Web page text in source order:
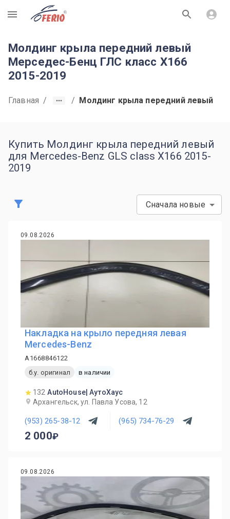
R
Молдинг крыла передний левый
Мерседес-Бенц ГЛС класс X166
2015-2019
Главная / / Молдинг крыла передний левый
Купить Молдинг крыла передний левый
для Mercedes-Benz GLS class X166 2015-
2019
Сначала новые
09.08.2026
Накладка на крыло передняя левая
Mercedes-Benz
A1668846122
б.у. оригинал
в наличии
132 AutoHouse| АутоХаус
Архангельск, ул. Павла Усова, 12
(953) 265-38-12 (965) 734-76-29
2 000
09.08.2026